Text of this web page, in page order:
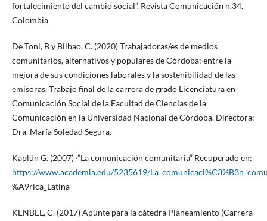
fortalecimiento del cambio social”. Revista Comunicación n.34.
Colombia
De Toni, B y Bilbao, C. (2020) Trabajadoras/es de medios
comunitarios, alternativos y populares de Córdoba: entre la
mejora de sus condiciones laborales y la sostenibilidad de las
emisoras. Trabajo final de la carrera de grado Licenciatura en
Comunicación Social de la Facultad de Ciencias de la
Comunicación en la Universidad Nacional de Córdoba. Directora:
Dra. María Soledad Segura.
Kaplún G. (2007) ·”La comunicación comunitaria” Recuperado en:
https://www.academia.edu/5235619/
%A9rica_Latina
KENBEL, C. (2017) Apunte para la cátedra Planeamiento (Carrera